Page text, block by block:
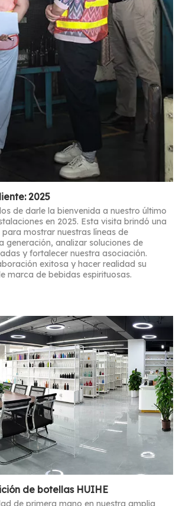
2025
de darle la bienvenida a nuestro último
en 2025. Esta visita brindó una
mostrar nuestras líneas de
generación, analizar soluciones de
y fortalecer nuestra asociación.
exitosa y hacer realidad su
marca de bebidas espirituosas.
de botellas HUIHE